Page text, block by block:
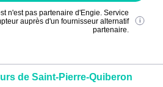
n'est pas partenaire d'Engie. Service
auprès d'un fournisseur alternatif
partenaire.
de Saint-Pierre-Quiberon